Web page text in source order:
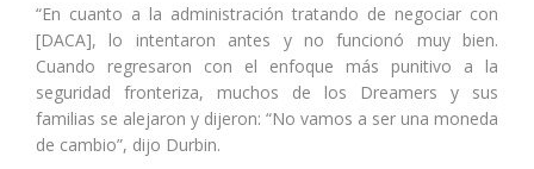
“En cuanto a la administración tratando de negociar con
[DACA], lo intentaron antes y no funcionó muy bien.
Cuando regresaron con el enfoque más punitivo a la
seguridad fronteriza, muchos de los Dreamers y sus
familias se alejaron y dijeron: “No vamos a ser una moneda
de cambio”, dijo Durbin.